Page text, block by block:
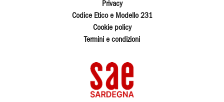
Privacy
Codice Etico e Modello 231
Cookie policy
Termini e condizioni